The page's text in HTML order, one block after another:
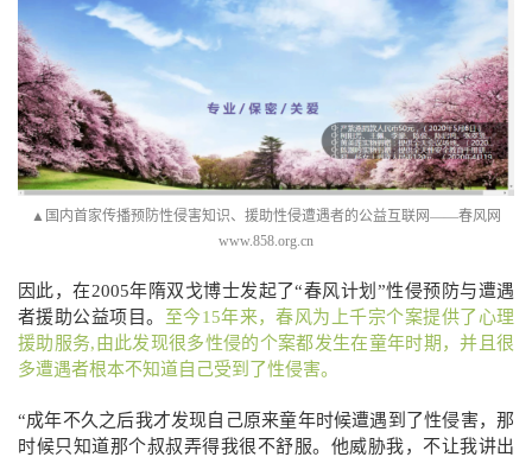
▲国内首家传播预防性侵害知识、援助性侵遭遇者的公益互联网——春风网
www.858.org.cn
因此，在2005年隋双戈博士发起了“春风计划”性侵预防与遭遇
者援助公益项目。 至今15年来，春风为上千宗个案提供了心理
援助服务,由此发现很多性侵的个案都发生在童年时期，并且很
多遭遇者根本不知道自己受到了性侵害。
“成年不久之后我才发现自己原来童年时候遭遇到了性侵害，那
时候只知道那个叔叔弄得我很不舒服。他威胁我，不让我讲出